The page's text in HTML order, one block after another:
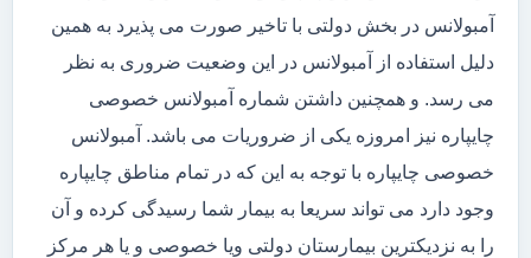
آمبولانس در بخش دولتی با تاخیر صورت می پذیرد به همین
دلیل استفاده از آمبولانس در این وضعیت ضروری به نظر
می رسد. و همچنین داشتن شماره آمبولانس خصوصی
چایپاره نیز امروزه یکی از ضروریات می باشد. آمبولانس
خصوصی چایپاره با توجه به این که در تمام مناطق چایپاره
وجود دارد می تواند سریعا به بیمار شما رسیدگی کرده و آن
را به نزدیکترین بیمارستان دولتی ویا خصوصی و یا هر مرکز